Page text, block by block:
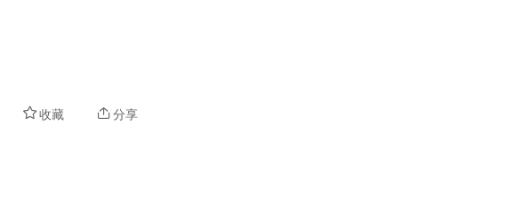
收藏 分享